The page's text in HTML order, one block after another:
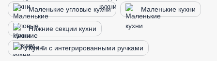
Маленькие угловые кухни Маленькие кухни
Нижние секции кухни
Кухни с интегрированными ручками